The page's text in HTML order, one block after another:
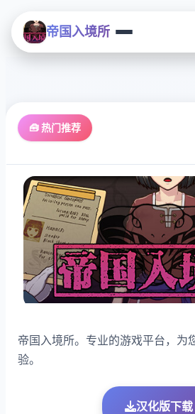
帝国入境所
🧰 热门推荐
帝国入境所。专业的游戏平台，为
验。
汉化版下载